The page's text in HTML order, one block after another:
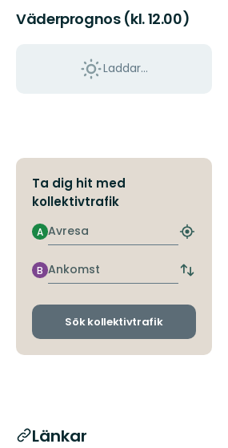
Väderprognos (kl. 12.00)
Laddar...
Ta dig hit med
kollektivtrafik
Avresa
A
Hitta
hållplats
Ankomst
B
Byt
och
Sök kollektivtrafik
Länkar